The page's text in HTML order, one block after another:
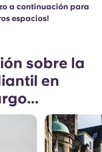
a continuación para
espacios!
sobre la
en